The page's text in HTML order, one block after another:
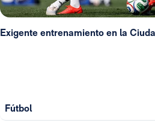
Exigente entrenamiento en la
Fútbol